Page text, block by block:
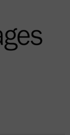
Bạn
Rose Réserve